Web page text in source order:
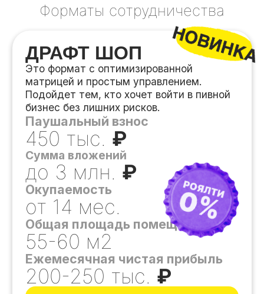
200-250 тыс.₽
Получить презентацию
СТАНДАРТ
Это формат с расширенной
ассортиментной матрицей. Не только
пиво и снеки, но и большое количество
товаров повседневного спроса.
Паушальный взнос
500 тыс.₽
Сумма вложений